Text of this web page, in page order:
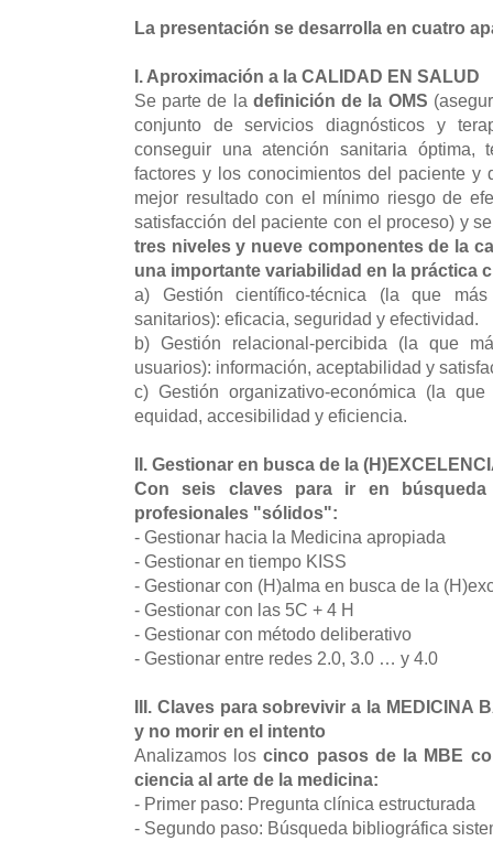
La presentación se desarrolla en cuatro
I. Aproximación a la CALIDAD EN SALUD
Se parte de la definición de la OMS
conjunto de servicios diagnósticos y
conseguir una atención sanitaria óptima,
factores y los conocimientos del paciente y
mejor resultado con el mínimo riesgo de
satisfacción del paciente con el proceso) y
tres niveles y nueve componentes de la
una importante variabilidad en la práctica
a) Gestión científico-técnica (la que
sanitarios): eficacia, seguridad y efectividad.
b) Gestión relacional-percibida (la que
usuarios): información, aceptabilidad y
c) Gestión organizativo-económica (la
equidad, accesibilidad y eficiencia.
II. Gestionar en busca de la
Con seis claves para ir en
profesionales "sólidos":
- Gestionar hacia la Medicina apropiada
- Gestionar en tiempo KISS
- Gestionar con (H)alma en busca de la
- Gestionar con las 5C + 4 H
- Gestionar con método deliberativo
- Gestionar entre redes 2.0, 3.0 … y 4.0
III. Claves para sobrevivir a la MEDICINA
y no morir en el intento
Analizamos loscinco pasos de la MBE
ciencia al arte de la medicina:
- Primer paso: Pregunta clínica estructurada
- Segundo paso: Búsqueda bibliográfica